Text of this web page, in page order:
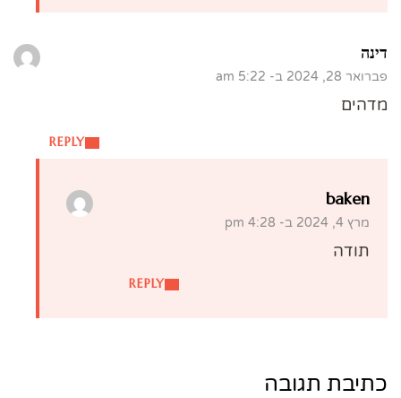
דינה
פברואר 28, 2024 ב- 5:22 am
REPLY
מדהים
baken
מרץ 4, 2024 ב- 4:28 pm
REPLY
תודה
כתיבת תגובה